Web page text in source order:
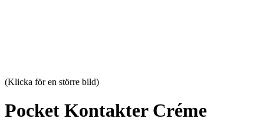
(Klicka för en större bild)
Pocket Kontakter Créme